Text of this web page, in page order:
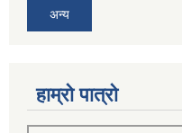
अन्य
हाम्रो पात्रो